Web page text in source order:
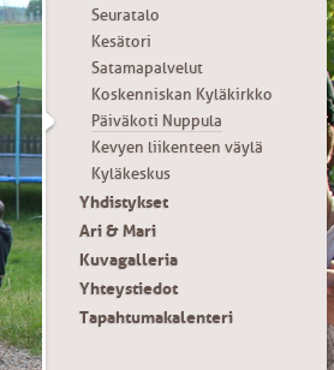
Seuratalo
Kesätori
Satamapalvelut
Koskenniskan Kyläkirkko
Päiväkoti Nuppula
Kevyen liikenteen väylä
Kyläkeskus
Yhdistykset
Ari & Mari
Kuvagalleria
Yhteystiedot
Tapahtumakalenteri